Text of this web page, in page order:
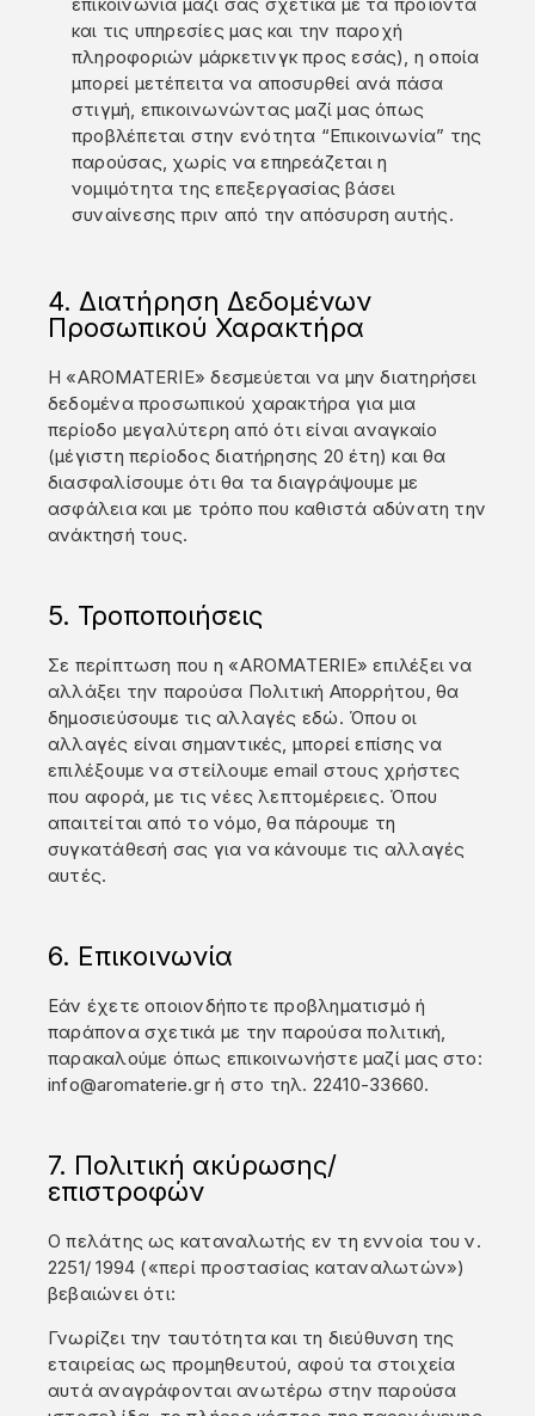
και τις υπηρεσίες μας και την παροχή
πληροφοριών μάρκετινγκ προς εσάς), η οποία
μπορεί μετέπειτα να αποσυρθεί ανά πάσα
στιγμή, επικοινωνώντας μαζί μας όπως
προβλέπεται στην ενότητα “Επικοινωνία” της
παρούσας, χωρίς να επηρεάζεται η
νομιμότητα της επεξεργασίας βάσει
συναίνεσης πριν από την απόσυρση αυτής.
4. Διατήρηση Δεδομένων
Προσωπικού Χαρακτήρα
Η «AROMATERIE» δεσμεύεται να μην διατηρήσει
δεδομένα προσωπικού χαρακτήρα για μια
περίοδο μεγαλύτερη από ότι είναι αναγκαίο
(μέγιστη περίοδος διατήρησης 20 έτη) και θα
διασφαλίσουμε ότι θα τα διαγράψουμε με
ασφάλεια και µε τρόπο που καθιστά αδύνατη την
ανάκτησή τους.
5. Τροποποιήσεις
Σε περίπτωση που η «AROMATERIE» επιλέξει να
αλλάξει την παρούσα Πολιτική Απορρήτου, θα
δημοσιεύσουμε τις αλλαγές εδώ. Όπου οι
αλλαγές είναι σημαντικές, μπορεί επίσης να
επιλέξουμε να στείλουμε email στους χρήστες
που αφορά, με τις νέες λεπτομέρειες. Όπου
απαιτείται από το νόμο, θα πάρουμε τη
συγκατάθεσή σας για να κάνουμε τις αλλαγές
αυτές.
6. Επικοινωνία
Εάν έχετε οποιονδήποτε προβληματισμό ή
παράπονα σχετικά με την παρούσα πολιτική,
παρακαλούμε όπως επικοινωνήστε μαζί μας στο:
info@aromaterie.gr ή στο τηλ. 22410-33660.
7. Πολιτική ακύρωσης/
επιστροφών
Ο πελάτης ως καταναλωτής εν τη εννοία του ν.
2251/ 1994 («περί προστασίας καταναλωτών»)
βεβαιώνει ότι:
Γνωρίζει την ταυτότητα και τη διεύθυνση της
εταιρείας ως προμηθευτού, αφού τα στοιχεία
αυτά αναγράφονται ανωτέρω στην παρούσα